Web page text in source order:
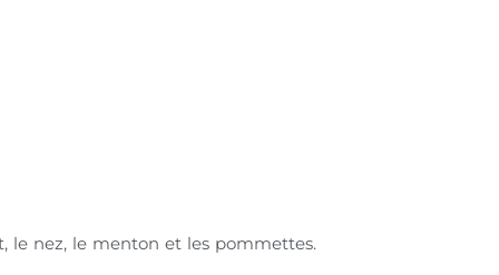
le nez, le menton et les pommettes.